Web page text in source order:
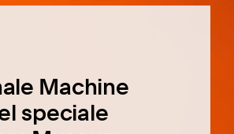
Machine
speciale